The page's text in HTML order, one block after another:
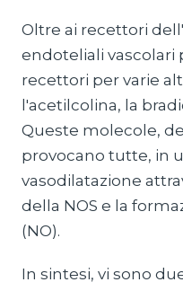
Oltre ai recettori
endoteliali vascolari
recettori per varie
l'acetilcolina, la
Queste molecole,
provocano tutte, in
vasodilatazione
della NOS e la
(NO).
In sintesi, vi sono